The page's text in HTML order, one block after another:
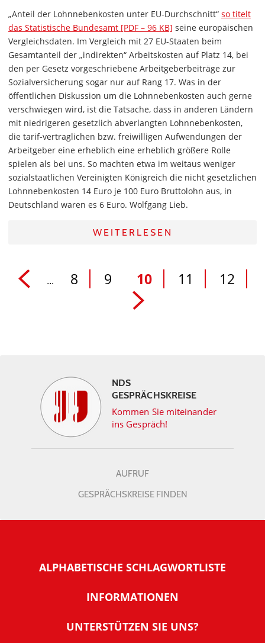
„Anteil der Lohnnebenkosten unter EU-Durchschnitt“ so titelt
das Statistische Bundesamt [PDF – 96 KB] seine europäischen
Vergleichsdaten. Im Vergleich mit 27 EU-Staaten beim
Gesamtanteil der „indirekten“ Arbeitskosten auf Platz 14, bei
den per Gesetz vorgeschriebene Arbeitgeberbeiträge zur
Sozialversicherung sogar nur auf Rang 17. Was in der
öffentlichen Diskussion um die Lohnnebenkosten auch gerne
verschwiegen wird, ist die Tatsache, dass in anderen Ländern
mit niedrigeren gesetzlich abverlangten Lohnnebenkosten,
die tarif-vertraglichen bzw. freiwilligen Aufwendungen der
Arbeitgeber eine erheblich eine erheblich größere Rolle
spielen als bei uns. So machten etwa im weitaus weniger
sozialstaatlichen Vereinigten Königreich die nicht gesetzlichen
Lohnnebenkosten 14 Euro je 100 Euro Bruttolohn aus, in
Deutschland waren es 6 Euro. Wolfgang Lieb.
WEITERLESEN
... 8 9 10 11 12
NDS
GESPRÄCHSKREISE
Kommen Sie miteinander
ins Gespräch!
AUFRUF
GESPRÄCHSKREISE FINDEN
ALPHABETISCHE SCHLAGWORTLISTE
INFORMATIONEN
Warum NachDenkSeiten
UNTERSTÜTZEN SIE UNS?